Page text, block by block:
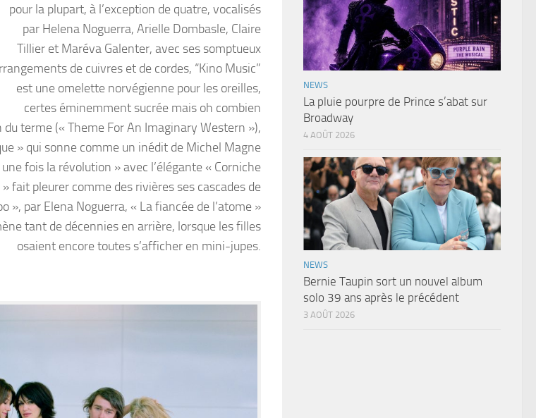
pour la plupart, à l’exception de quatre, vocalisés
par Helena Noguerra, Arielle Dombasle, Claire
Tillier et Maréva Galenter, avec ses somptueux
de cuivres et de cordes, “Kino Music”
est une omelette norvégienne pour les oreilles,
certes éminemment sucrée mais oh combien
terme (« Theme For An Imaginary Western »),
» qui sonne comme un inédit de Michel Magne
fois la révolution » avec l’élégante « Corniche
fait pleurer comme des rivières ses cascades de
par Elena Noguerra, « La fiancée de l’atome »
tant de décennies en arrière, lorsque les filles
osaient encore toutes s’afficher en mini-jupes.
NEWS
La pluie pourpre de Prince s’abat sur
Broadway
4 AOÛT 2026
NEWS
Bernie Taupin sort un nouvel album
solo 39 ans après le précédent
3 AOÛT 2026